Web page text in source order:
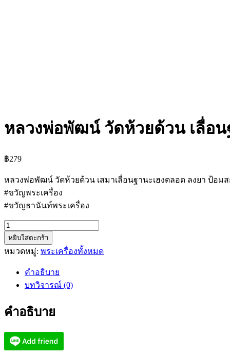
หลวงพ่อพัฒน์ วัดห้วยด้วน เลื่อน
฿279
หลวงพ่อพัฒน์ วัดห้วยด้วน เสมาเลื่อนฐานะเฮงตลอด ลงยา ป้อมส
#ขวัญพระเครื่อง
#ขวัญธานันท์พระเครื่อง
จำนวน
หลวง
พ่อ
เลื่อน
เฮง
หยิบใส่ตะกร้า
หมวดหมู่: พระเครื่องทั้งหมด
คำอธิบาย
บทวิจารณ์ (0)
คำอธิบาย